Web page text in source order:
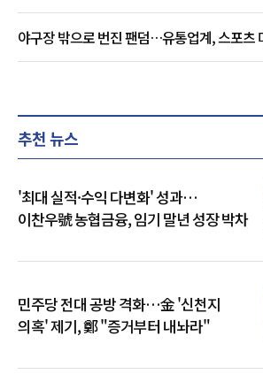
야구장 밖으로 번진 팬덤…유통업계, 스포츠
추천 뉴스
'최대 실적·수익 다변화' 성과…
이찬우號 농협금융, 임기 말년 성장 박차
민주당 전대 공방 격화…金 '신천지
의혹' 제기, 鄭 "증거부터 내놔라"